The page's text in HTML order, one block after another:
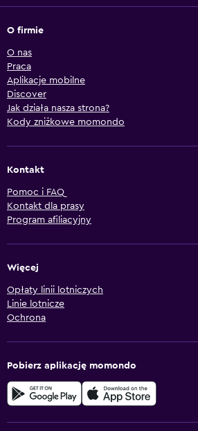
O firmie
O nas
Praca
Aplikacje mobilne
Discover
Jak działa nasza strona?
Kody zniżkowe momondo
Kontakt
Pomoc i FAQ
Kontakt dla prasy
Program afiliacyjny
Więcej
Opłaty linii lotniczych
Linie lotnicze
Ochrona
Pobierz aplikację momondo